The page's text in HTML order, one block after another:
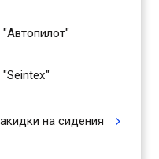
на сидения